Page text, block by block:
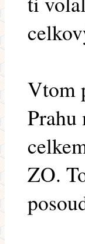
Vtom
Prahu
ZO.